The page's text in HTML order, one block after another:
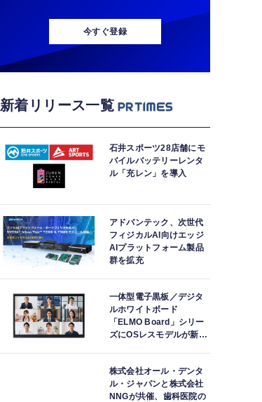
今すぐ登録
新着リリース一覧
石井スポーツ28店舗にモ
バイルバッテリーレンタ
ル「充レン」を導入
アドバンテック、次世代
フィジカルAI向けエッジ
AIプラットフォーム製品
群を拡充
一体型電子黒板／デジタ
ルホワイトボード
「ELMO Board」シリー
ズにOSレスモデルが新登
株式会社オール・デンタ
ル・ジャパンと株式会社
NNGが共催、歯科医院の